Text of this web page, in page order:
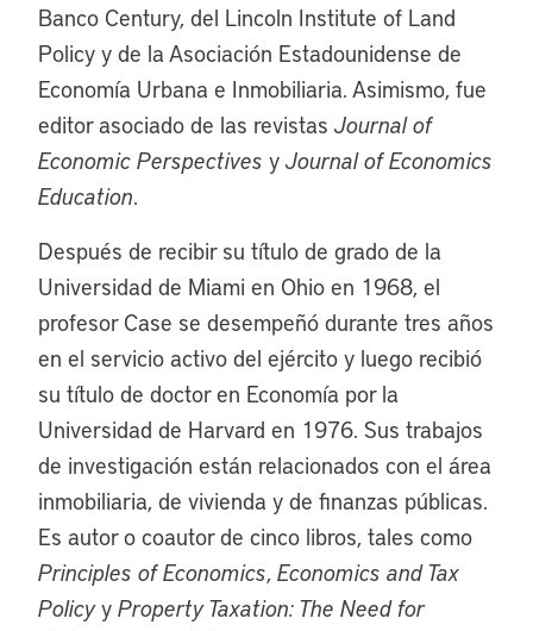
Banco Century, del Lincoln Institute of Land
Policy y de la Asociación Estadounidense de
Economía Urbana e Inmobiliaria. Asimismo, fue
editor asociado de las revistasJournal of
Economic Perspectives yJournal of Economics
Education.
Después de recibir su título de grado de la
Universidad de Miami en Ohio en 1968, el
profesor Case se desempeñó durante tres años
en el servicio activo del ejército y luego recibió
su título de doctor en Economía por la
Universidad de Harvard en 1976. Sus trabajos
de investigación están relacionados con el área
inmobiliaria, de vivienda y de finanzas públicas.
Es autor o coautor de cinco libros, tales como
Principles of Economics, Economics and Tax
Policyy Property Taxation: The Need for